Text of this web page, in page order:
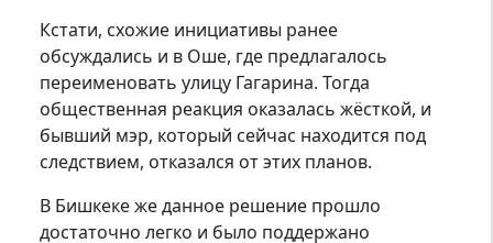
Кстати, схожие инициативы ранее
обсуждались и в Оше, где предлагалось
переименовать улицу Гагарина. Тогда
общественная реакция оказалась жёсткой, и
бывший мэр, который сейчас находится под
следствием, отказался от этих планов.
В Бишкеке же данное решение прошло
достаточно легко и было поддержано